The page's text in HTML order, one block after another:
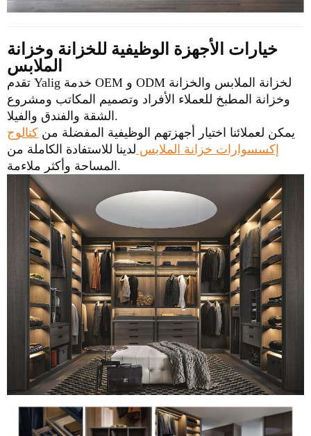
خيارات الأجهزة الوظيفية للخزانة وخزانة
الملابس
تقدم Yalig خدمة OEM و ODM لخزانة الملابس والخزانة
وخزانة المطبخ للعملاء الأفراد وتصميم المكاتب ومشروع
الشقة والفندق والفيلا.
يمكن لعملائنا اختيار أجهزتهم الوظيفية المفضلة من كتالوج
إكسسوارات خزانة الملابس لدينا للاستفادة الكاملة من
المساحة وأكثر ملاءمة.